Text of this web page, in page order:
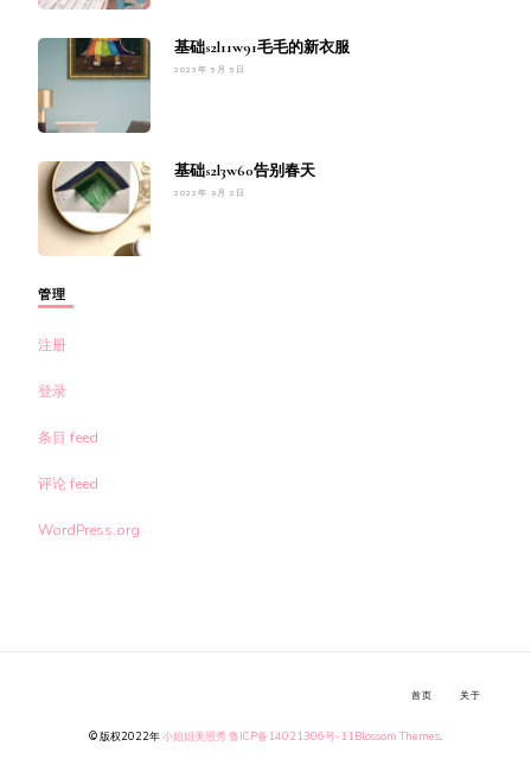
基础s2l11w91毛毛的新衣服
2023年 5月 5日
基础s2l3w60告别春天
2022年 9月 2日
管理
注册
登录
条目 feed
评论 feed
WordPress.org
© 版权2022年小姐姐美照秀鲁ICP备14021306号-11 Blossom Themes.
首页 关于